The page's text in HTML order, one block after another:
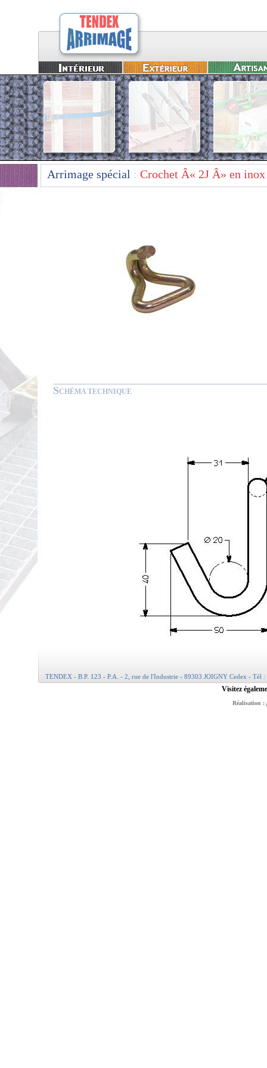
Arrimage spécial : Crochet Â« 2J Â» en inox
SCHÉMA TECHNIQUE
TENDEX - B.P. 123 - P.A. - 2, rue de l'Industrie - 89303 JOIGNY Cedex - Tél
Visitez
Réalisation :